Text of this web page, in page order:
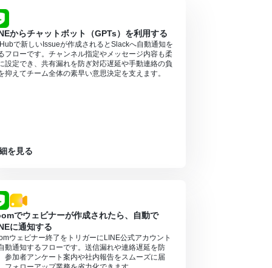
からチャットボット（GPTs）を利用する
で新しいIssueが作成されるとSlackへ自動通知を
フローです。チャンネル指定やメッセージ内容も柔
設定でき、共有漏れを防ぎ対応遅延や手動連絡の負
抑えてチーム全体の素早い意思決定を支えます。
を見る
でウェビナーが作成されたら、自動で
に通知する
ウェビナー終了をトリガーにLINE公式アカウント
動通知するフローです。送信漏れや連絡遅延を防
参加者アンケート案内や社内報告をスムーズに届